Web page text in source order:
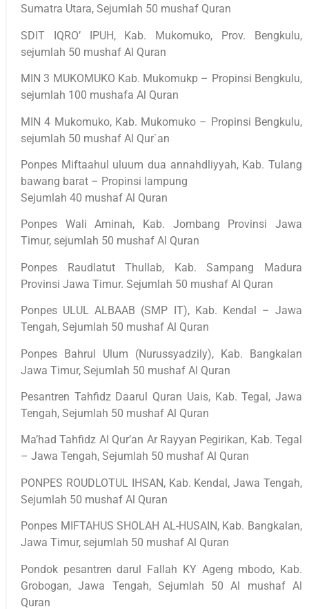
Sumatra Utara, Sejumlah 50 mushaf Quran
SDIT IQRO’ IPUH, Kab. Mukomuko, Prov. Bengkulu,
sejumlah 50 mushaf Al Quran
MIN 3 MUKOMUKO Kab. Mukomukp – Propinsi Bengkulu,
sejumlah 100 mushafa Al Quran
MIN 4 Mukomuko, Kab. Mukomuko – Propinsi Bengkulu,
sejumlah 50 mushaf Al Qur`an
Ponpes Miftaahul uluum dua annahdliyyah, Kab. Tulang
bawang barat – Propinsi lampung
Sejumlah 40 mushaf Al Quran
Ponpes Wali Aminah, Kab. Jombang Provinsi Jawa
Timur, sejumlah 50 mushaf Al Quran
Ponpes Raudlatut Thullab, Kab. Sampang Madura
Provinsi Jawa Timur. Sejumlah 50 mushaf Al Quran
Ponpes ULUL ALBAAB (SMP IT), Kab. Kendal – Jawa
Tengah, Sejumlah 50 mushaf Al Quran
Ponpes Bahrul Ulum (Nurussyadzily), Kab. Bangkalan
Jawa Timur, Sejumlah 50 mushaf Al Quran
Pesantren Tahfidz Daarul Quran Uais, Kab. Tegal, Jawa
Tengah, Sejumlah 50 mushaf Al Quran
Ma’had Tahfidz Al Qur’an Ar Rayyan Pegirikan, Kab. Tegal
– Jawa Tengah, Sejumlah 50 mushaf Al Quran
PONPES ROUDLOTUL IHSAN, Kab. Kendal, Jawa Tengah,
Sejumlah 50 mushaf Al Quran
Ponpes MIFTAHUS SHOLAH AL-HUSAIN, Kab. Bangkalan,
Jawa Timur, sejumlah 50 mushaf Al Quran
Pondok pesantren darul Fallah KY Ageng mbodo, Kab.
Grobogan, Jawa Tengah, Sejumlah 50 Al mushaf Al
Quran